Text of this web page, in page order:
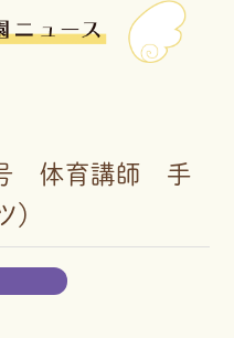
号 体育講師 手
）